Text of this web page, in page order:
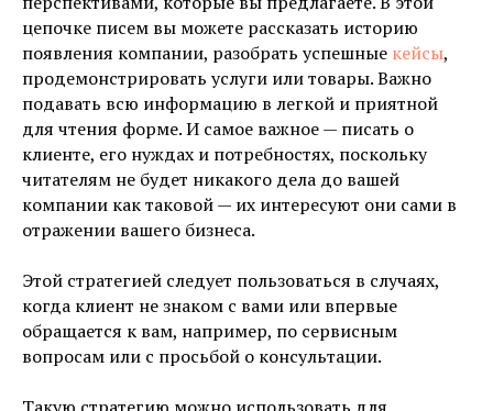
цепочке писем вы можете рассказать историю
появления компании, разобрать успешные кейсы,
продемонстрировать услуги или товары. Важно
подавать всю информацию в легкой и приятной
для чтения форме. И самое важное — писать о
клиенте, его нуждах и потребностях, поскольку
читателям не будет никакого дела до вашей
компании как таковой — их интересуют они сами в
отражении вашего бизнеса.
Этой стратегией следует пользоваться в случаях,
когда клиент не знаком с вами или впервые
обращается к вам, например, по сервисным
вопросам или с просьбой о консультации.